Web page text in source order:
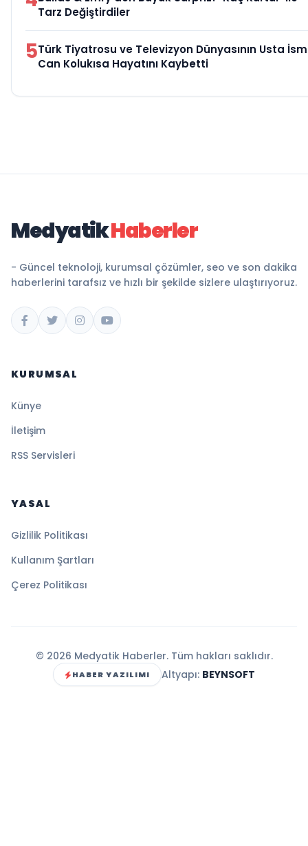
Tarz Değiştirdiler
5Türk Tiyatrosu ve Televizyon Dünyasının Usta
Can Kolukısa Hayatını Kaybetti
MedyatikHaberler
- Güncel teknoloji, kurumsal çözümler, seo ve son dakika
haberlerini tarafsız ve hızlı bir şekilde sizlere ulaştırıyoruz.
KURUMSAL
Künye
İletişim
RSS Servisleri
YASAL
Gizlilik Politikası
Kullanım Şartları
Çerez Politikası
© 2026 Medyatik Haberler. Tüm hakları saklıdır.
HABER YAZILIMI Altyapı: BEYNSOFT